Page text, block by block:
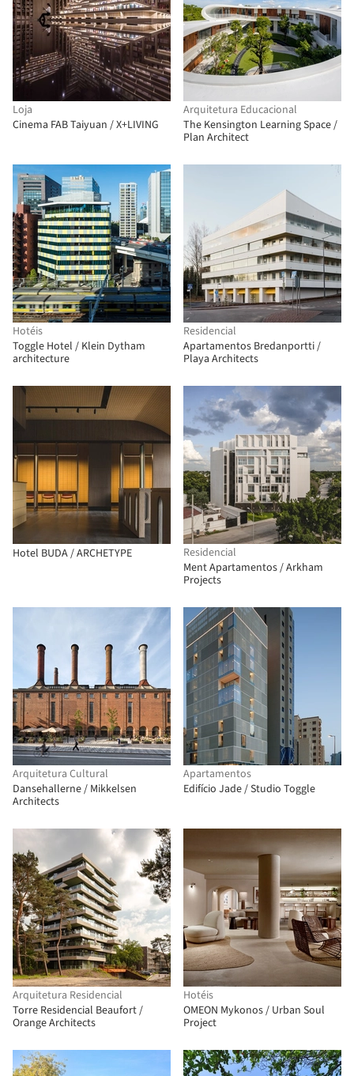
Loja
Cinema FAB Taiyuan / X+LIVING
Arquitetura Educacional
The Kensington Learning Space /
Plan Architect
Hotéis
Toggle Hotel / Klein Dytham
architecture
Residencial
Apartamentos Bredanportti /
Playa Architects
Hotel BUDA / ARCHETYPE
Residencial
Ment Apartamentos / Arkham
Projects
Arquitetura Cultural
Dansehallerne / Mikkelsen
Architects
Apartamentos
Edifício Jade / Studio Toggle
Arquitetura Residencial
Torre Residencial Beaufort /
Orange Architects
Hotéis
OMEON Mykonos / Urban Soul
Project